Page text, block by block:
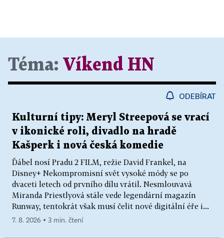
Téma: Víkend HN
ODEBÍRAT
Kulturní tipy: Meryl Streepová se vrací
v ikonické roli, divadlo na hradě
Kašperk i nová česká komedie
Ďábel nosí Pradu 2 FILM, režie David Frankel, na
Disney+ Nekompromisní svět vysoké módy se po
dvaceti letech od prvního dílu vrátil. Nesmlouvavá
Miranda Priestlyová stále vede legendární magazín
Runway, tentokrát však musí čelit nové digitální éře i...
7. 8. 2026 ▪ 3 min. čtení